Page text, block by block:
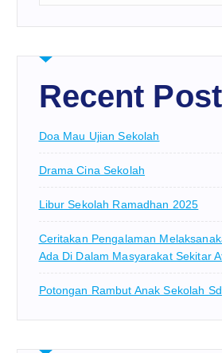
Recent
Doa Mau Ujian Sekolah
Drama Cina Sekolah
Libur Sekolah Ramadhan 2025
Ceritakan Pengalaman
Ada Di Dalam Masyarakat Sekitar
Potongan Rambut Anak Sekolah Sd